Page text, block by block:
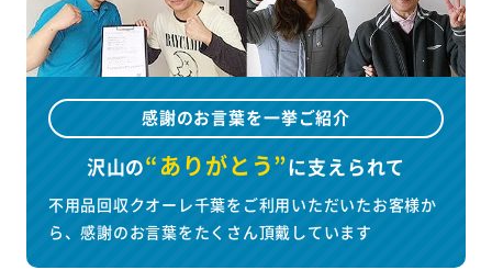
感謝のお言葉を一挙ご紹介
沢山の“ありがとう”に支えられて
不用品回収クオーレ千葉をご利用いただいたお客様か
ら、感謝のお言葉をたくさん頂戴しています